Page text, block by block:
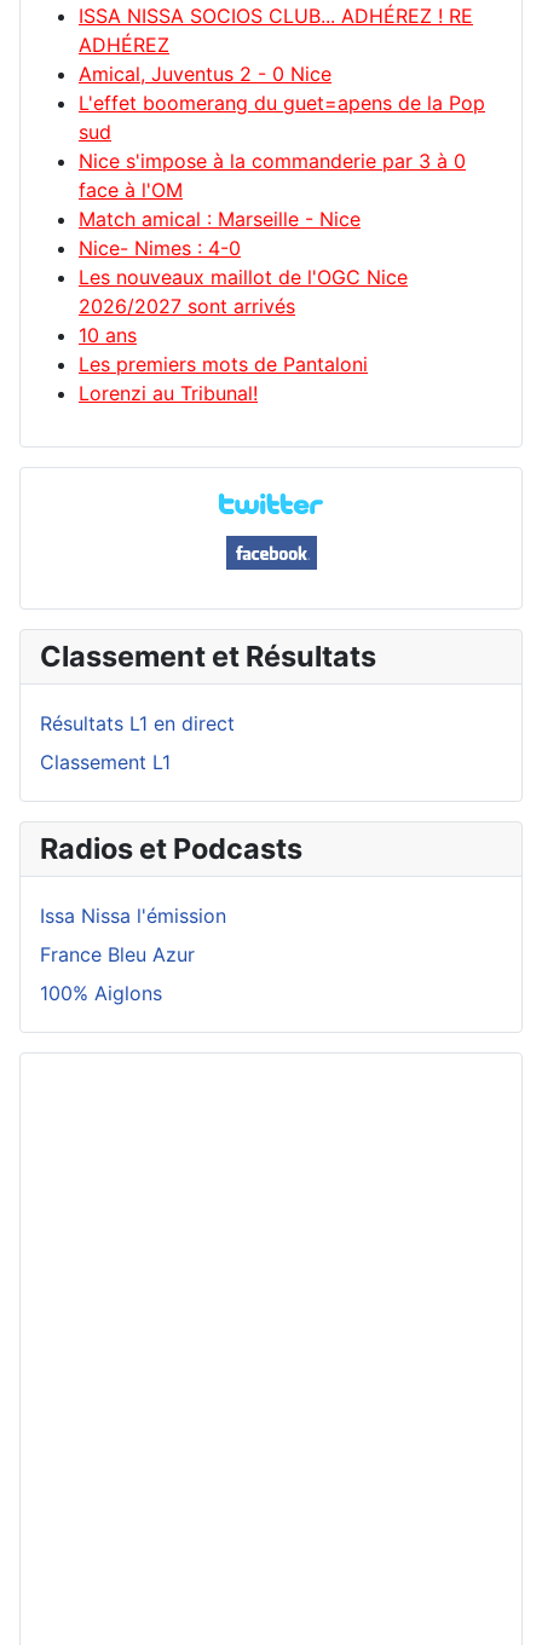
ISSA NISSA SOCIOS CLUB... ADHÉREZ ! RE
ADHÉREZ
Amical, Juventus 2 - 0 Nice
L'effet boomerang du guet=apens de la Pop
sud
Nice s'impose à la commanderie par 3 à 0
face à l'OM
Match amical : Marseille - Nice
Nice- Nimes : 4-0
Les nouveaux maillot de l'OGC Nice
2026/2027 sont arrivés
10 ans
Les premiers mots de Pantaloni
Lorenzi au Tribunal!
Classement et Résultats
Résultats L1 en direct
Classement L1
Radios et Podcasts
Issa Nissa l'émission
France Bleu Azur
100% Aiglons